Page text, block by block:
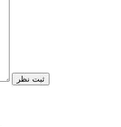
ثبت نظر